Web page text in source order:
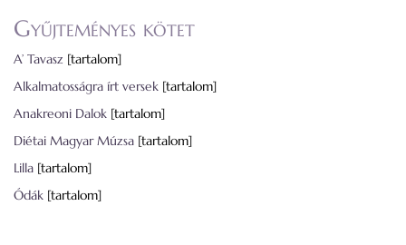
Gyűjteményes kötet
A’ Tavasz [tartalom]
Alkalmatosságra írt versek [tartalom]
Anakreoni Dalok [tartalom]
Diétai Magyar Múzsa [tartalom]
Lilla [tartalom]
Ódák [tartalom]